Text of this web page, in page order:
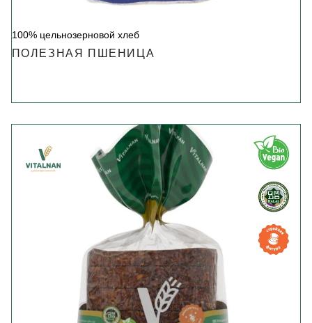
100% цельнозерновой хлеб
ПОЛЕЗНАЯ ПШЕНИЦА